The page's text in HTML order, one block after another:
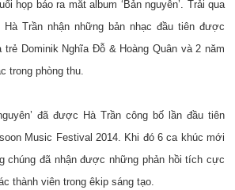
họp báo ra mắt album ‘Bản nguyên’. Trải qua
Trần nhận những bản nhạc đầu tiên được
Dominik Nghĩa Đỗ & Hoàng Quân và 2 năm
trong phòng thu.
đã được Hà Trần công bố lần đầu tiên
Music Festival 2014. Khi đó 6 ca khúc mới
chúng đã nhận được những phản hồi tích cực
thành viên trong êkip sáng tạo.